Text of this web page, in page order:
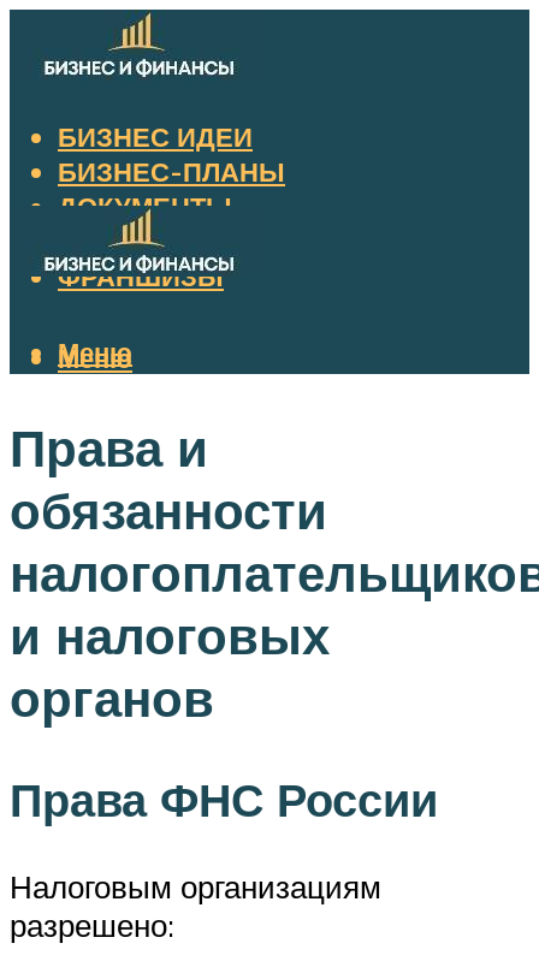
БИЗНЕС ИДЕИ
БИЗНЕС-ПЛАНЫ
ДОКУМЕНТЫ
НАЛОГИ
ФРАНШИЗЫ
Меню
Меню
Права и
обязанности
и налоговых
органов
Права ФНС России
Налоговым организациям
разрешено: